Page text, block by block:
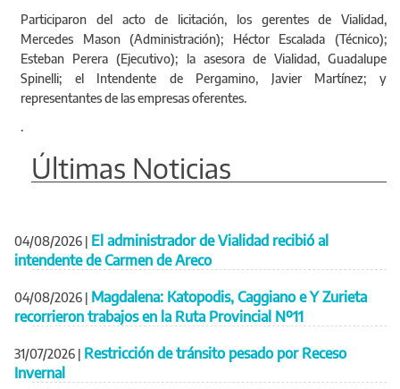
Participaron del acto de licitación, los gerentes de Vialidad,
Mercedes Mason (Administración); Héctor Escalada (Técnico);
Esteban Perera (Ejecutivo); la asesora de Vialidad, Guadalupe
Spinelli; el Intendente de Pergamino, Javier Martínez; y
representantes de las empresas oferentes.
.
Últimas Noticias
04/08/2026 | El administrador de Vialidad recibió al
intendente de Carmen de Areco
04/08/2026 | Magdalena: Katopodis, Caggiano e Y Zurieta
recorrieron trabajos en la Ruta Provincial Nº11
31/07/2026 | Restricción de tránsito pesado por Receso
Invernal